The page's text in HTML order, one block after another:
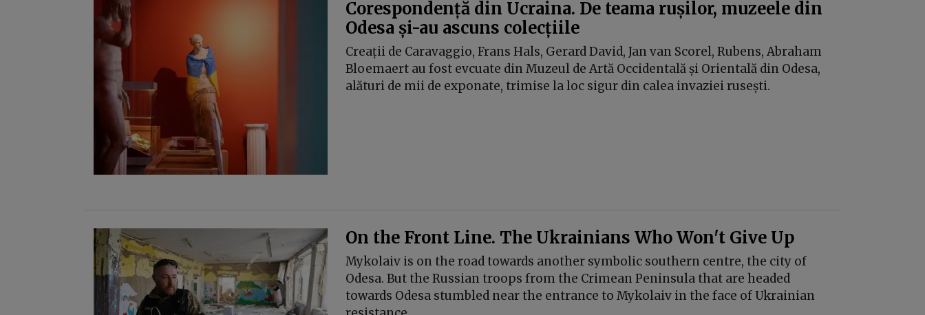
Corespondență din Ucraina. De teama rușilor, muzeele din
Odesa și-au ascuns colecțiile
Creații de Caravaggio, Frans Hals, Gerard David, Jan van Scorel, Rubens, Abraham
Bloemaert au fost evcuate din Muzeul de Artă Occidentală și Orientală din Odesa,
alături de mii de exponate, trimise la loc sigur din calea invaziei rusești.
On the Front Line. The Ukrainians Who Won't Give Up
Mykolaiv is on the road towards another symbolic southern centre, the city of
Odesa. But the Russian troops from the Crimean Peninsula that are headed
towards Odesa stumbled near the entrance to Mykolaiv in the face of Ukrainian